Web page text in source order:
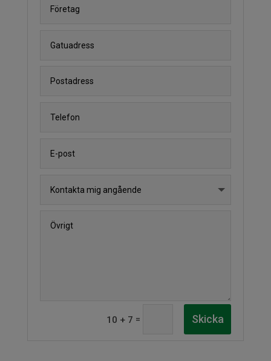
10 + 7 = Skicka